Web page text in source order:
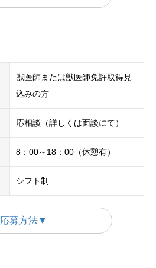
獣医師または獣医師免許取得見
込みの方
応相談（詳しくは面談にて）
8：00～18：00（休憩有）
シフト制
応募方法▼